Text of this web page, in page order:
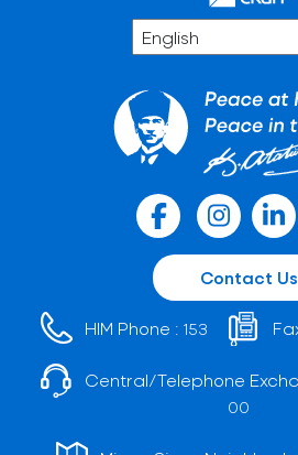
Contact Us
HIM Phone : 153
Central/Telephone
00